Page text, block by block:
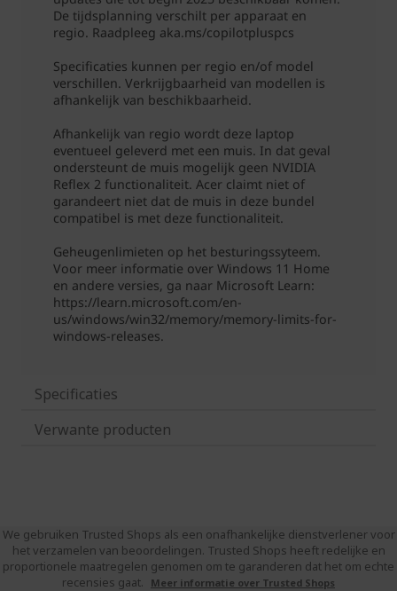
Specificaties
Verwante producten
We gebruiken Trusted Shops als een onafhankelijke dienstverlener voor
het verzamelen van beoordelingen. Trusted Shops heeft redelijke en
proportionele maatregelen genomen om te garanderen dat het om echte
recensies gaat.
Meer informatie over Trusted Shops